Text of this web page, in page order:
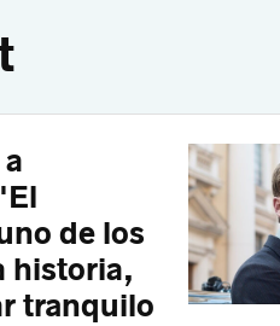
de los
historia,
tranquilo